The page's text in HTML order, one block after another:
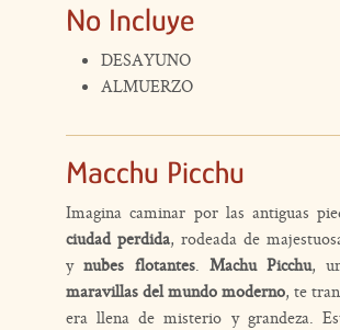
No Incluye
DESAYUNO
ALMUERZO
Macchu Picchu
Imagina caminar por las antiguas
ciudad perdida, rodeada de
ynubes flotantes. Machu Picchu,
maravillas del mundo moderno, te
era llena de misterio y grandeza.